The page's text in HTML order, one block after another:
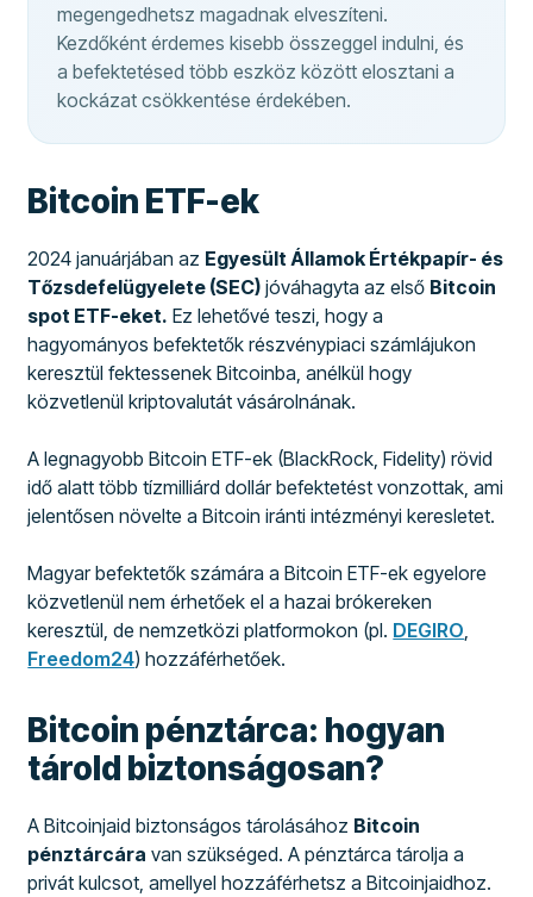
megengedhetsz magadnak elveszíteni.
Kezdőként érdemes kisebb összeggel indulni, és
a befektetésed több eszköz között elosztani a
kockázat csökkentése érdekében.
Bitcoin ETF-ek
2024 januárjában az Egyesült Államok Értékpapír- és
Tőzsdefelügyelete (SEC) jóváhagyta az első Bitcoin
spot ETF-eket. Ez lehetővé teszi, hogy a
hagyományos befektetők részvénypiaci számlájukon
keresztül fektessenek Bitcoinba, anélkül hogy
közvetlenül kriptovalutát vásárolnának.
A legnagyobb Bitcoin ETF-ek (BlackRock, Fidelity) rövid
idő alatt több tízmilliárd dollár befektetést vonzottak, ami
jelentősen növelte a Bitcoin iránti intézményi keresletet.
Magyar befektetők számára a Bitcoin ETF-ek egyelore
közvetlenül nem érhetőek el a hazai brókereken
keresztül, de nemzetközi platformokon (pl. DEGIRO,
Freedom24) hozzáférhetőek.
Bitcoin pénztárca: hogyan
tárold biztonságosan?
A Bitcoinjaid biztonságos tárolásához Bitcoin
pénztárcára van szükséged. A pénztárca tárolja a
privát kulcsot, amellyel hozzáférhetsz a Bitcoinjaidhoz.